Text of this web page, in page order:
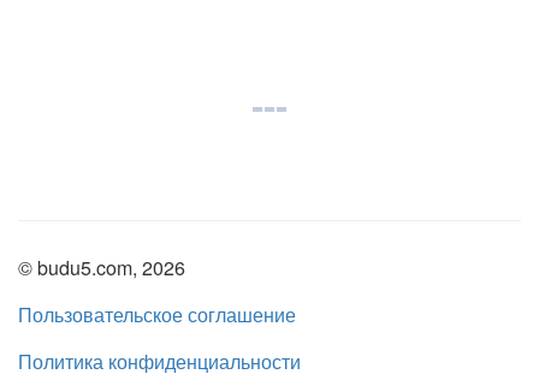
© budu5.com, 2026
Пользовательское соглашение
Политика конфиденциальности